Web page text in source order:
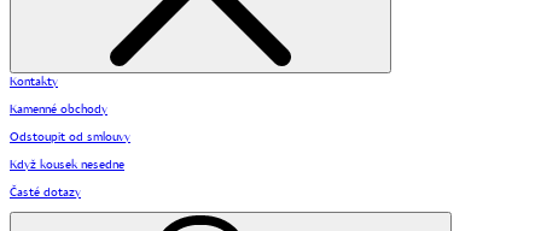
Kontakty
Kamenné obchody
Odstoupit od smlouvy
Když kousek nesedne
Časté dotazy